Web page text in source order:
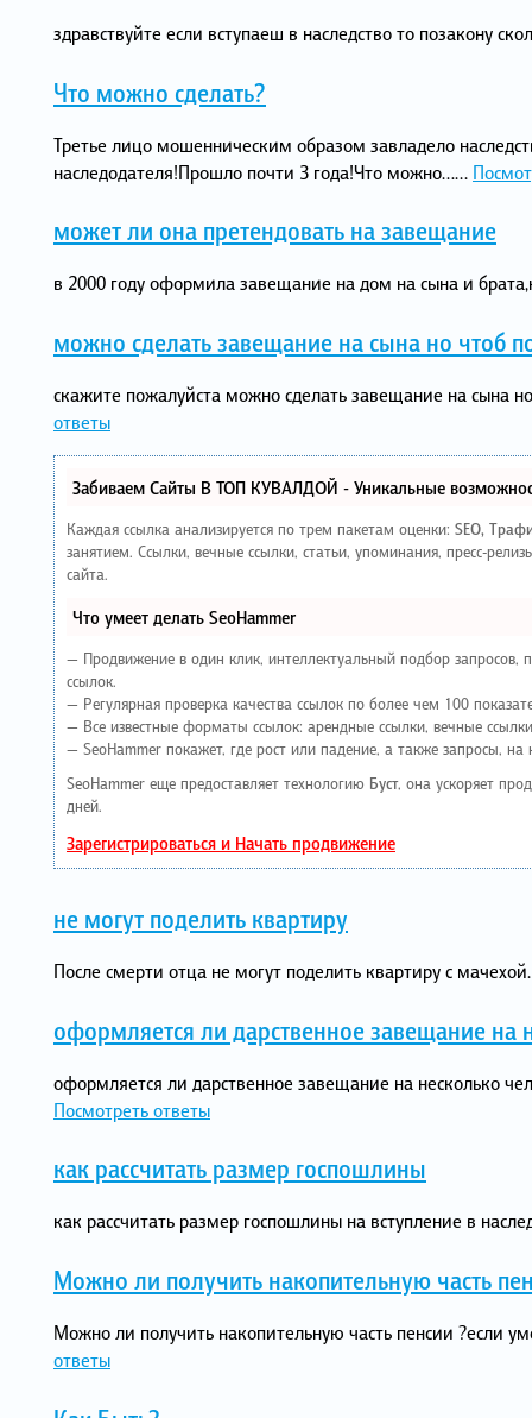
здравствуйте если вступаеш в наследство то позакону
Что можно сделать?
Третье лицо мошенническим образом завладело
наследодателя!Прошло почти 3 года!Что можно…...
может ли она претендовать на завещание
в 2000 году оформила завещание на дом на сына и
можно сделать завещание на сына но чтоб
скажите пожалуйста можно сделать завещание на сына
ответы
Забиваем Сайты В ТОП КУВАЛДОЙ - Уникальные
Каждая ссылка анализируется по трем пакетам оценки: SEO,
занятием. Ссылки, вечные ссылки, статьи, упоминания, пресс-
сайта.
Что умеет делать SeoHammer
— Продвижение в один клик, интеллектуальный подбор
ссылок.
— Регулярная проверка качества ссылок по более чем 100
— Все известные форматы ссылок: арендные ссылки, вечные
— SeoHammer покажет, где рост или падение, а также запросы,
SeoHammer еще предоставляет технологию Буст, она ускоряет
дней.
Зарегистрироваться и Начать продвижение
не могут поделить квартиру
После смерти отца не могут поделить квартиру с
оформляется ли дарственное завещание на
оформляется ли дарственное завещание на несколько
Посмотреть ответы
как рассчитать размер госпошлины
как рассчитать размер госпошлины на вступление в
Можно ли получить накопительную часть
Можно ли получить накопительную часть пенсии ?если
ответы